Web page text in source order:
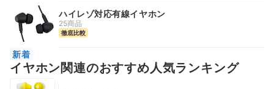
ハイレゾ対応有線イヤホン
25商品
徹底比較
新着
イヤホン関連のおすすめ人気ランキング